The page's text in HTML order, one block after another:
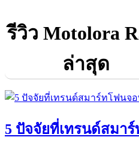
รีวิว Motolora
ล่าสุด
5 ปัจจัยที่เทรนด์สมา